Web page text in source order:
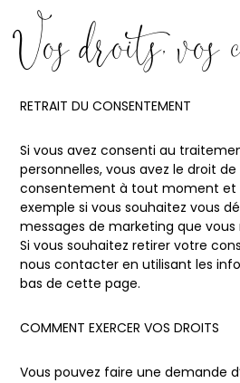
Vos droits, vos
RETRAIT DU CONSENTEMENT
Si vous avez consenti au
personnelles, vous avez le droit
consentement à tout moment et
exemple si vous souhaitez vous
messages de marketing que
Si vous souhaitez retirer votre
nous contacter en utilisant les
bas de cette page.
COMMENT EXERCER VOS DROITS
Vous pouvez faire une demande